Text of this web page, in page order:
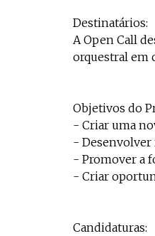
Destinatários:
A Open Call
orquestral em
Objetivos do
- Criar uma
- Desenvolver
- Promover a
- Criar
Candidaturas: